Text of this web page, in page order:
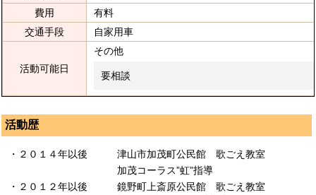
費用
有料
交通手段
自家用車
活動可能日
その他
要相談
活動歴
・２０１４年以後 津山市加茂町公民館 歌ごえ教室
加茂コーラス”虹”指導
・２０１２年以後 鏡野町上斎原公民館 歌ごえ教室